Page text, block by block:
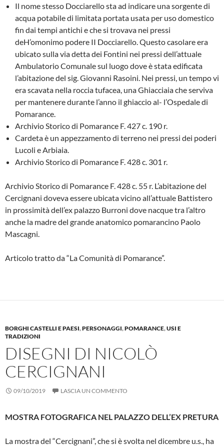
Il nome stesso Docciarello sta ad indi­care una sorgente di
acqua potabile di limitata portata usata per uso domesti­co
fin dai tempi antichi e che si trovava nei pressi
deH’omonimo podere II Doc­ciarello. Questo casolare era
ubicato sulla via detta dei Fontini nei pressi del­l’attuale
Ambulatorio Comunale sul luo­go dove è stata edificata
l’abitazione del sig. Giovanni Rasoini. Nei pressi, un tempo vi
era scavata nella roccia tufa­cea, una Ghiacciaia che serviva
per mantenere durante l’anno il ghiaccio al- l’Ospedale di
Pomarance.
Archivio Storico di Pomarance F. 427 c. 190 r.
Cardeta è un appezzamento di terre­no nei pressi dei poderi
Lucoli e Arbiaia.
Archivio Storico di Pomarance F. 428 c. 301 r.
Archivio Storico di Pomarance F. 428 c. 55 r. L’abitazione del
Cercignani do­veva essere ubicata vicino all’attuale Battistero
in prossimità dell’ex palazzo Burroni dove nacque tra l’altro
anche la madre del grande anatomico pomarancino Paolo
Mascagni.
Articolo tratto da “La Comunità di Pomarance”.
BORGHI CASTELLI E PAESI,PERSONAGGI,POMARANCE,USI E
TRADIZIONI
DISEGNI DI NICOLÒ
CERCIGNANI
09/10/2019 LASCIA UN COMMENTO
MOSTRA FOTOGRAFICA NEL PALAZZO DELL’EX PRETURA
La mostra del “Cercignani”, che si è svolta nel dicembre u.s., ha